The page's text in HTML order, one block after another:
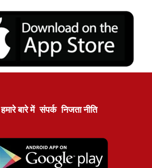
हमारे बारे में संपर्क निजता नीति